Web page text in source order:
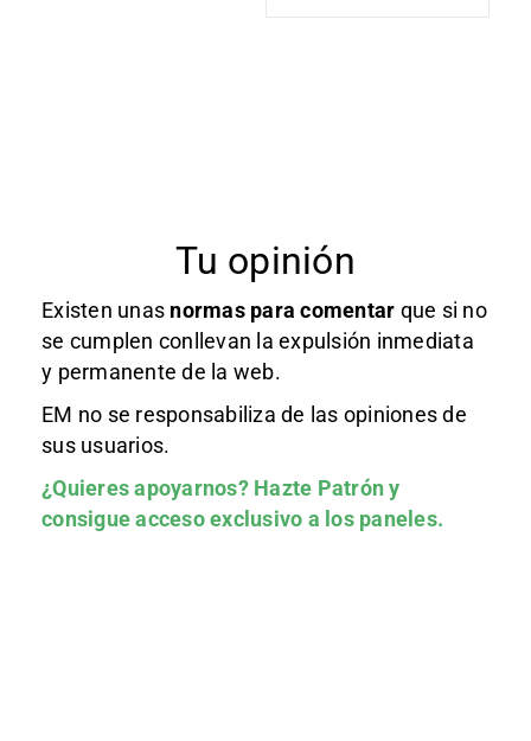
Tu opinión
Existen unas normas para comentar que si no
se cumplen conllevan la expulsión inmediata
y permanente de la web.
EM no se responsabiliza de las opiniones de
sus usuarios.
¿Quieres apoyarnos? Hazte Patróny
consigue acceso exclusivo a los paneles.